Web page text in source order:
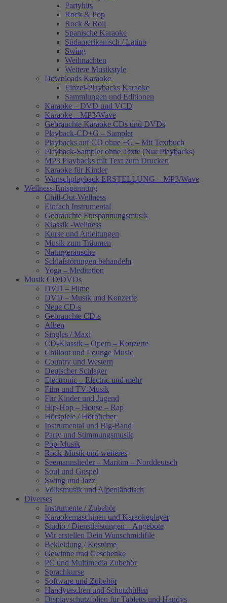
Partyhits
Rock & Pop
Rock & Roll
Spanische Karaoke
Südamerikanisch / Latino
Swing
Weihnachten
Weitere Musikstyle
Downloads Karaoke
Einzel-Playbacks Karaoke
Sammlungen und Editionen
Karaoke – DVD und VCD
Karaoke – MP3/Wave
Gebrauchte Karaoke CDs und DVDs
Playback-CD+G – Sampler
Playbacks auf CD ohne +G – Mit Textbuch
Playback-Sampler ohne Texte (Nur Playbacks)
MP3 Playbacks mit Text zum Drucken
Karaoke für Kinder
Wunschplayback ERSTELLUNG – MP3/Wave
Wellness-Entspannung
Chill-Out-Wellness
Einfach Instrumental
Gebrauchte Entspannungsmusik
Klassik -Wellness
Kurse und Anleitungen
Musik zum Träumen
Naturgeräusche
Schlafstörungen behandeln
Yoga – Meditation
Musik CD/DVDs
DVD – Filme
DVD – Musik und Konzerte
Neue CD-s
Gebrauchte CD-s
Alben
Singles / Maxi
CD-Klassik – Opern – Konzerte
Chillout und Lounge Music
Country und Western
Deutscher Schlager
Electronic – Electric und mehr
Film und TV-Musik
Für Kinder und Jugend
Hip-Hop – House – Rap
Hörspiele / Hörbücher
Instrumental und Big-Band
Party und Stimmungsmusik
Pop-Musik
Rock-Musik und weiteres
Seemannslieder – Maritim – Norddeutsch
Soul und Gospel
Swing und Jazz
Volksmusik und Alpenländisch
Diverses
Instrumente / Zubehör
Karaokemaschinen und Karaokeplayer
Studio / Dienstleistungen – Angebote
Wir erstellen Dein Wunschmidifile
Bekleidung / Kostüme
Gewinne und Geschenke
PC und Multimedia Zubehör
Sprachkurse
Software und Zubehör
Handytaschen und Schutzhüllen
Displayschutzfolien für Tabletts und Handys